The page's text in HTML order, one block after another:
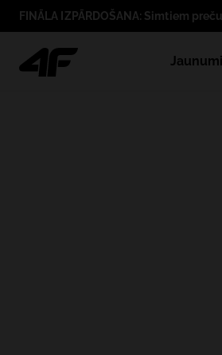
FINĀLA IZPĀRDOŠANA: Simtiem
Jaunumi